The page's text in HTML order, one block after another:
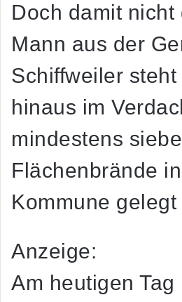
Doch damit nicht
Mann aus der
Schiffweiler
hinaus im
mindestens
Flächenbrände
Kommune
Anzeige:
Am heutigen Tag